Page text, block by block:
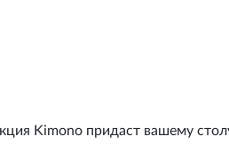
Kimono придаст вашему